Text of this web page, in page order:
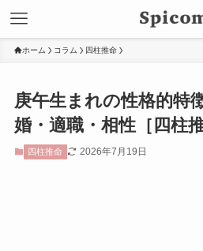
ホーム コラム 四柱推命
庚午生まれの性格的特
婚・適職・相性［四柱推
四柱推命 2026年7月19日